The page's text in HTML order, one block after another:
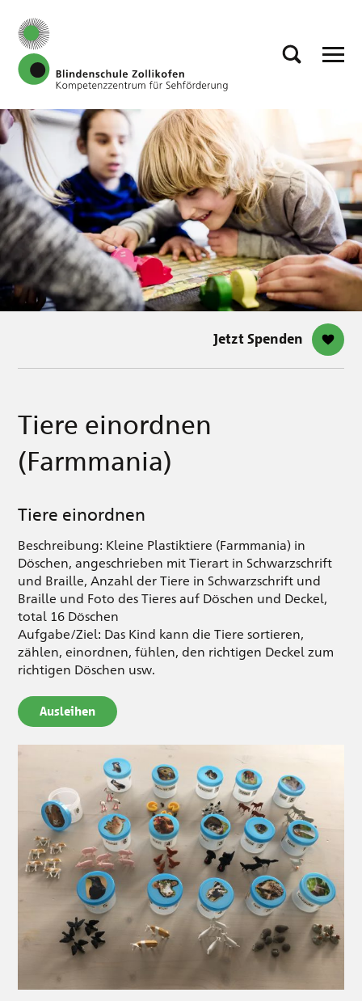
Jetzt Spenden
Tiere einordnen
(Farmmania)
Tiere einordnen
Beschreibung: Kleine Plastiktiere (Farmmania) in
Döschen, angeschrieben mit Tierart in Schwarzschrift
und Braille, Anzahl der Tiere in Schwarzschrift und
Braille und Foto des Tieres auf Döschen und Deckel,
total 16 Döschen
Aufgabe/Ziel: Das Kind kann die Tiere sortieren,
zählen, einordnen, fühlen, den richtigen Deckel zum
richtigen Döschen usw.
Ausleihen